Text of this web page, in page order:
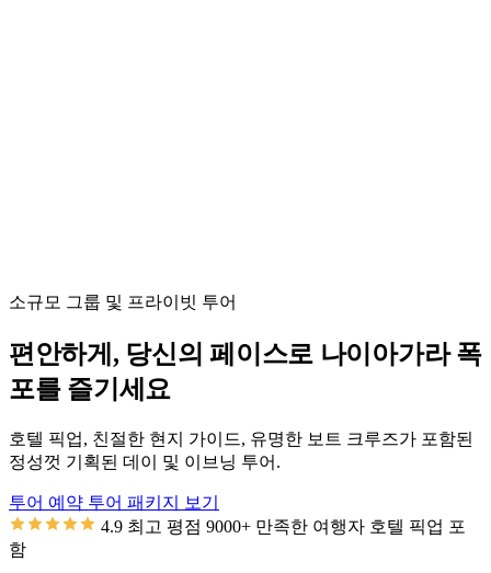
소규모 그룹 및 프라이빗 투어
편안하게, 당신의 페이스로 나이아가라 폭
포를 즐기세요
호텔 픽업, 친절한 현지 가이드, 유명한 보트 크루즈가 포함된
정성껏 기획된 데이 및 이브닝 투어.
투어 예약 투어 패키지 보기
4.9 최고 평점 9000+ 만족한 여행자 호텔 픽업 포
함